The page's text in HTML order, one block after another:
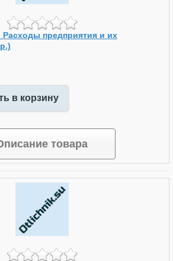
предприятия и их
в корзину
товара